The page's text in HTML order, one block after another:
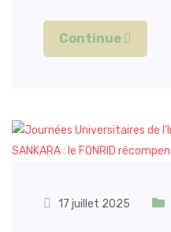
Continue
17 juillet 2025